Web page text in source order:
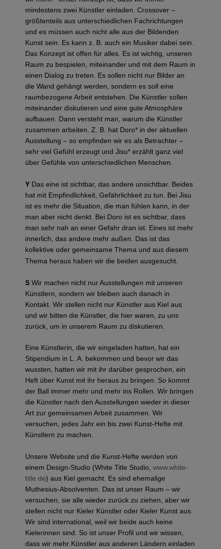
mindestens zwei Künstler einladen. Crossover –
größtenteils aus unterschiedlichen Fachrichtungen
und es müssen auch nicht alle aus der Bildenden
Kunst sein. Es kann z. B. auch ein Musiker dabei sein.
Das Konzept ist offen für alles. Es ist wichtig, unseren
Raum zu bespielen, miteinander und mit dem Raum in
einen Dialog zu treten. Es sollen nicht nur Bilder an
die Wand gehängt werden, sondern es soll eine
raumbezogene Arbeit entstehen. Die Künstler sollen
miteinander diskutieren und eine gute Atmosphäre
aufbauen. Dann versteht man, warum die Künstler
zusammen arbeiten. Z. B. hat Doro* in der aktuellen
Ausstellung – so empfinden wir es als Betrachter –
sehr viel Gefühl erzeugt und Jisu* erzählt ganz viel
über Gefühle von unterschiedlichen Menschen.
Y Das eine ist sichtbar, das andere unsichtbar. Beides
hat mit Empfindlichkeit, Gefährlichkeit zu tun. Bei Jisu
ist es mehr die Situation, die man fühlen kann, in der
man aber nicht denkt. Bei Doro ist es sichtbar, dass
man sehr nah an einer Gefahr dran ist. Eines ist mehr
innerlich, das andere mehr außen. Das ist das
kollektive oder gemeinsame Thema und aus diesem
Thema heraus haben wir die beiden ausgesucht.
S Wir machen nicht nur Ausstellungen mit unseren
Künstlern, sondern wir bleiben auch danach in
Kontakt. Wir stellen nicht nur Künstler aus Kiel aus
und wir bitten die Künstler, die hier waren, zu uns
zurück, um in unserem Raum zu diskutieren.
Eine Künstlerin, die wir eingeladen hatten, hat ein
Stipendium in L. A. bekommen und bevor wir das
wussten, hatten wir mit ihr darüber gesprochen, ein
Heft über Kunst mit ihr heraus zu bringen. So kommt
der Ball immer mehr und mehr ins Rollen. Wir bringen
die Künstler nach den Ausstellungen wieder in dieser
Art zur gemeinsamen Arbeit zusammen. Wir
versuchen, jedes Jahr ein bis zwei Kunst-Hefte mit
Künstlern zu machen.
Unsere Website und die Kunst-Hefte werden von
einem Design-Studio (White Title Studio,www.white-
title.de) aus Kiel gemacht. Es sind ehemalige
Muthesius-Absolventen. Das ist unser Raum – wir
versuchen, sie alle wieder zurück zu ziehen, aber wir
stellen nicht nur Kieler Künstler oder Kieler Kunst aus.
Wir sind international, weil wir beide auch keine
Kielerinnen sind. So ist unser Profil und wir wissen,
dass wir mehr Künstler aus anderen Ländern einladen